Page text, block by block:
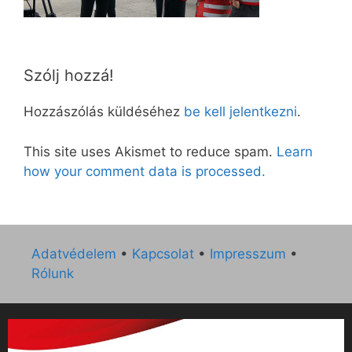
Szólj hozzá!
Hozzászólás küldéséhez be kell jelentkezni.
This site uses Akismet to reduce spam. Learn
how your comment data is processed.
Adatvédelem • Kapcsolat • Impresszum •
Rólunk